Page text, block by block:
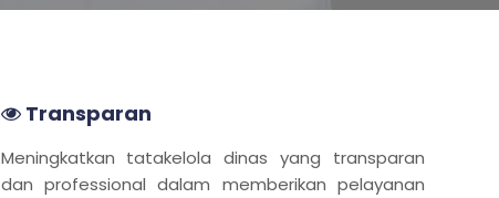
Transparan
Meningkatkan tatakelola dinas yang transparan
dan professional dalam memberikan pelayanan